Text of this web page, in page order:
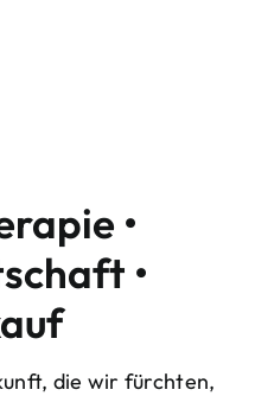
•
•
die wir fürchten,